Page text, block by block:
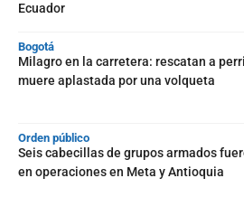
Ecuador
Bogotá
Milagro en la carretera: rescatan a
muere aplastada por una volqueta
Orden público
Seis cabecillas de grupos armados
en operaciones en Meta y Antioquia